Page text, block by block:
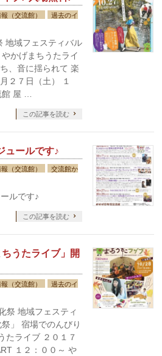
（交流館）
過去のイ
地域フェスティバル
かげまちうたライ
、音に揺られて 楽
２７日（土） １
屋 …
この記事を読む
ュールです♪
（交流館）
交流館か
ルです♪
この記事を読む
うたライブ」開
（交流館）
過去のイ
祭 地域フェスティ
」 宿場でのんびり
たライブ ２０１７
１２：００～ や